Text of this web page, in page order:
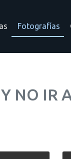
Fotografías
NO IR